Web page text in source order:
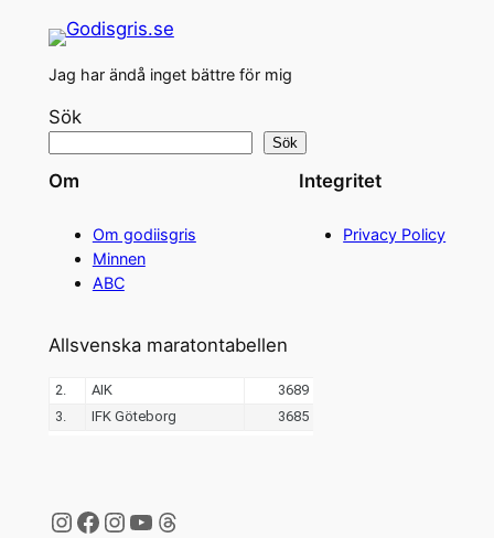
Jag har ändå inget bättre för mig
Sök
Sök
Om
Om godiisgris
Minnen
ABC
Integritet
Privacy Policy
Allsvenska maratontabellen
Instagram
Facebook
Instagram
YouTube
Threads